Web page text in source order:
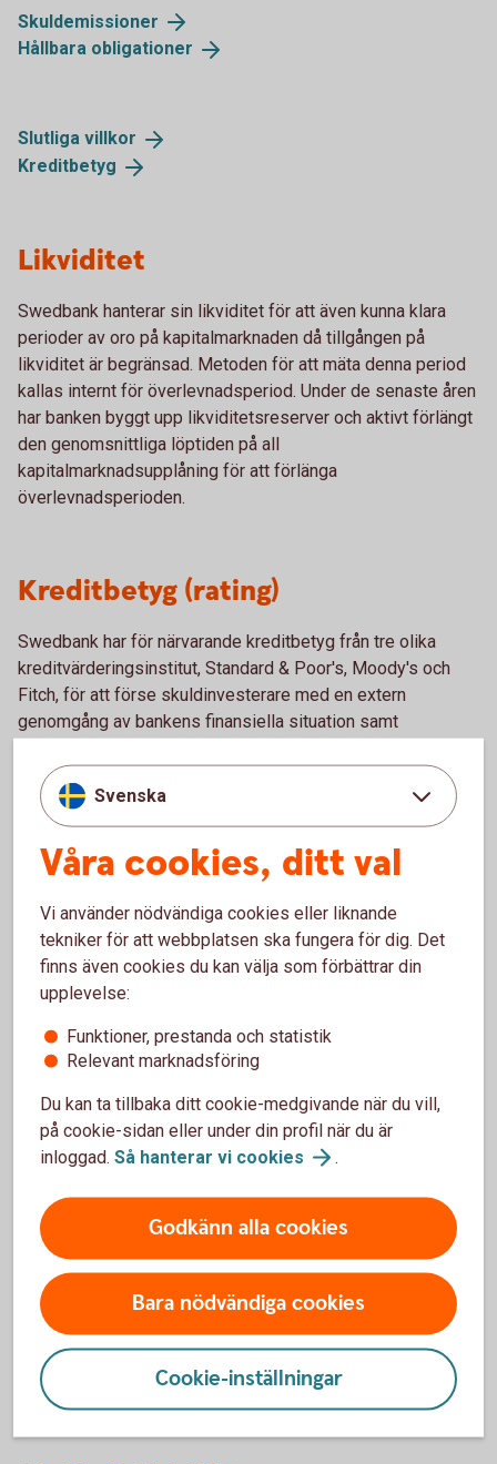
Skuldemissioner
Hållbara obligationer
Slutliga villkor
Kreditbetyg
Likviditet
Swedbank hanterar sin likviditet för att även kunna klara
perioder av oro på kapitalmarknaden då tillgången på
likviditet är begränsad. Metoden för att mäta denna period
kallas internt för överlevnadsperiod. Under de senaste åren
har banken byggt upp likviditetsreserver och aktivt förlängt
den genomsnittliga löptiden på all
kapitalmarknadsupplåning för att förlänga
överlevnadsperioden.
Kreditbetyg (rating)
Swedbank har för närvarande kreditbetyg från tre olika
kreditvärderingsinstitut, Standard & Poor's, Moody's och
Fitch, för att förse skuldinvesterare med en extern
genomgång av bankens finansiella situation samt
obligationer har kreditbetyg från Moody's och Standard &
Poor's.
Användbara länkar
Säkerhetspoolen
Senior icke säkerställdskuld
Bolagsordning
derivatinstrument
(swedbank.se)
Externa länkar
Association of Swedish Covered Bond
issuers (ascb.se)
ECBC Harmonised transparencytemplate (HTT)
Svenska
Våra cookies, ditt val
Vi använder nödvändiga cookies eller liknande
tekniker för att webbplatsen ska fungera för dig. Det
finns även cookies du kan välja som förbättrar din
upplevelse:
Funktioner, prestanda och statistik
Relevant marknadsföring
Du kan ta tillbaka ditt cookie-medgivande när du vill,
på cookie-sidan eller under din profil när du är
inloggad. Så hanterar vi cookies .
Godkänn alla cookies
Bara nödvändiga cookies
Cookie-inställningar